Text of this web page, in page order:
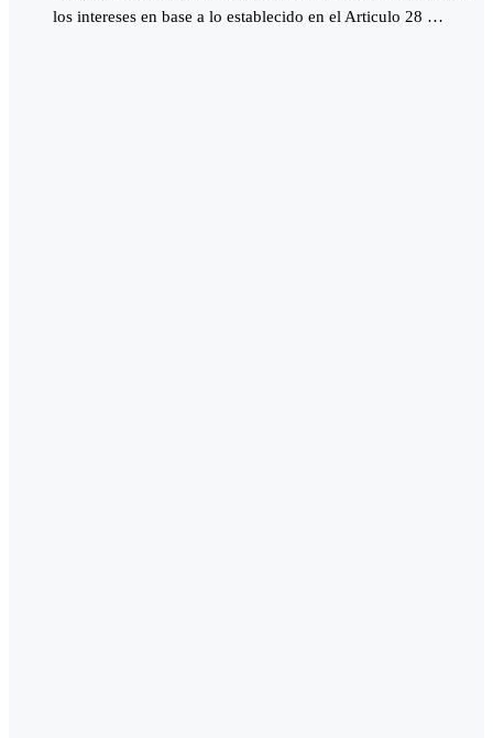
los intereses en base a lo establecido en el Articulo 28 …